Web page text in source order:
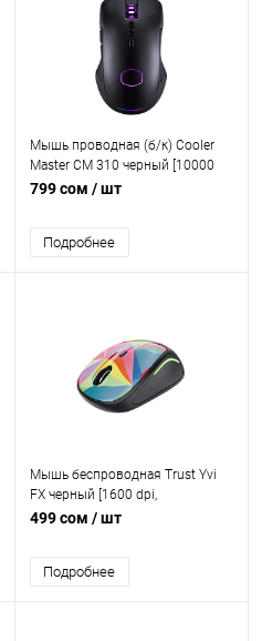
Мышь проводная (б/к) Cooler
Master CM 310 черный [10000
dpi, светодиодный, USB Type-A,
799 сом / шт
Подробнее
Мышь беспроводная Trust Yvi
FX черный [1600 dpi,
светодиодный, USB Type-A,
499 сом / шт
Подробнее